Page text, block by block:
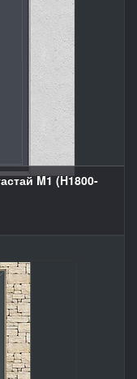
M1 (H1800-